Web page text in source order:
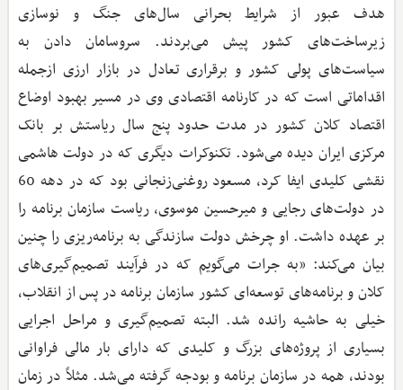
هدف عبور از شرایط بحرانی سال‌های جنگ و نوسازی
زیرساخت‌های کشور پیش می‌بردند. سروسامان دادن به
سیاست‌های پولی کشور و برقراری تعادل در بازار ارزی ازجمله
اقداماتی است که در کارنامه اقتصادی وی در مسیر بهبود اوضاع
اقتصاد کلان کشور در مدت حدود پنج سال ریاستش بر بانک
مرکزی ایران دیده می‌شود. تکنوکرات دیگری که در دولت هاشمی
نقشی کلیدی ایفا کرد، مسعود روغنی‌زنجانی بود که در دهه 60
در دولت‌های رجایی و میرحسین موسوی، ریاست سازمان برنامه را
بر عهده داشت. او چرخش دولت سازندگی به برنامه‌ریزی را چنین
بیان می‌کند: «به جرات می‌گویم که در فرآیند تصمیم‌گیری‌های
کلان و برنامه‌های توسعه‌ای کشور سازمان برنامه در پس از انقلاب،
خیلی به حاشیه رانده شد. البته تصمیم‌گیری و مراحل اجرایی
بسیاری از پروژه‌های بزرگ و کلیدی که دارای بار مالی فراوانی
بودند، همه در سازمان برنامه و بودجه گرفته می‌شد. مثلاً در زمان